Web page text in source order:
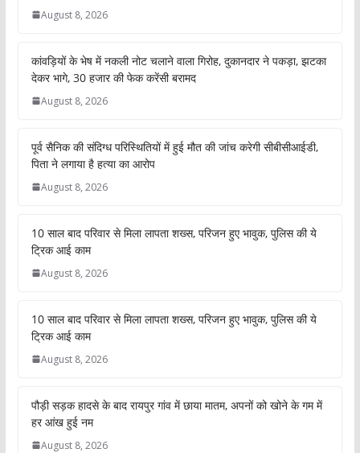
August 8, 2026
कांवड़ियों के भेष में नकली नोट चलाने वाला गिरोह, दुकानदार ने पकड़ा, झटका
देकर भागे, 30 हजार की फेक करेंसी बरामद
August 8, 2026
पूर्व सैनिक की संदिग्ध परिस्थितियों में हुई मौत की जांच करेगी सीबीसीआईडी,
पिता ने लगाया है हत्या का आरोप
August 8, 2026
10 साल बाद परिवार से मिला लापता शख्स, परिजन हुए भावुक, पुलिस की ये
ट्रिक आई काम
August 8, 2026
10 साल बाद परिवार से मिला लापता शख्स, परिजन हुए भावुक, पुलिस की ये
ट्रिक आई काम
August 8, 2026
पौड़ी सड़क हादसे के बाद रायपुर गांव में छाया मातम, अपनों को खोने के गम में
हर आंख हुई नम
August 8, 2026